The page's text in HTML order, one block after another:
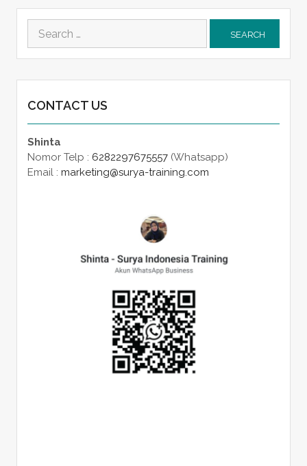
for:
CONTACT US
Shinta
Nomor Telp : 6282297675557(Whatsapp)
Email : marketing@surya-training.com